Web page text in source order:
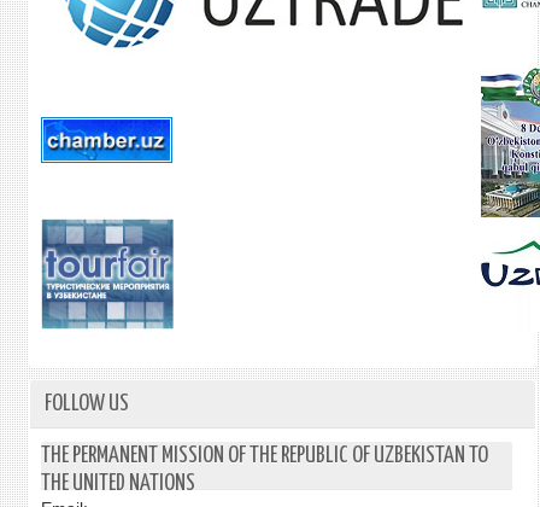
FOLLOW US
THE PERMANENT MISSION OF THE REPUBLIC OF UZBEKISTAN TO
THE UNITED NATIONS